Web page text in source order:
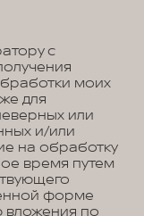
с
моих
для
или
и/или
на обработку
время путем
форме
вложения по